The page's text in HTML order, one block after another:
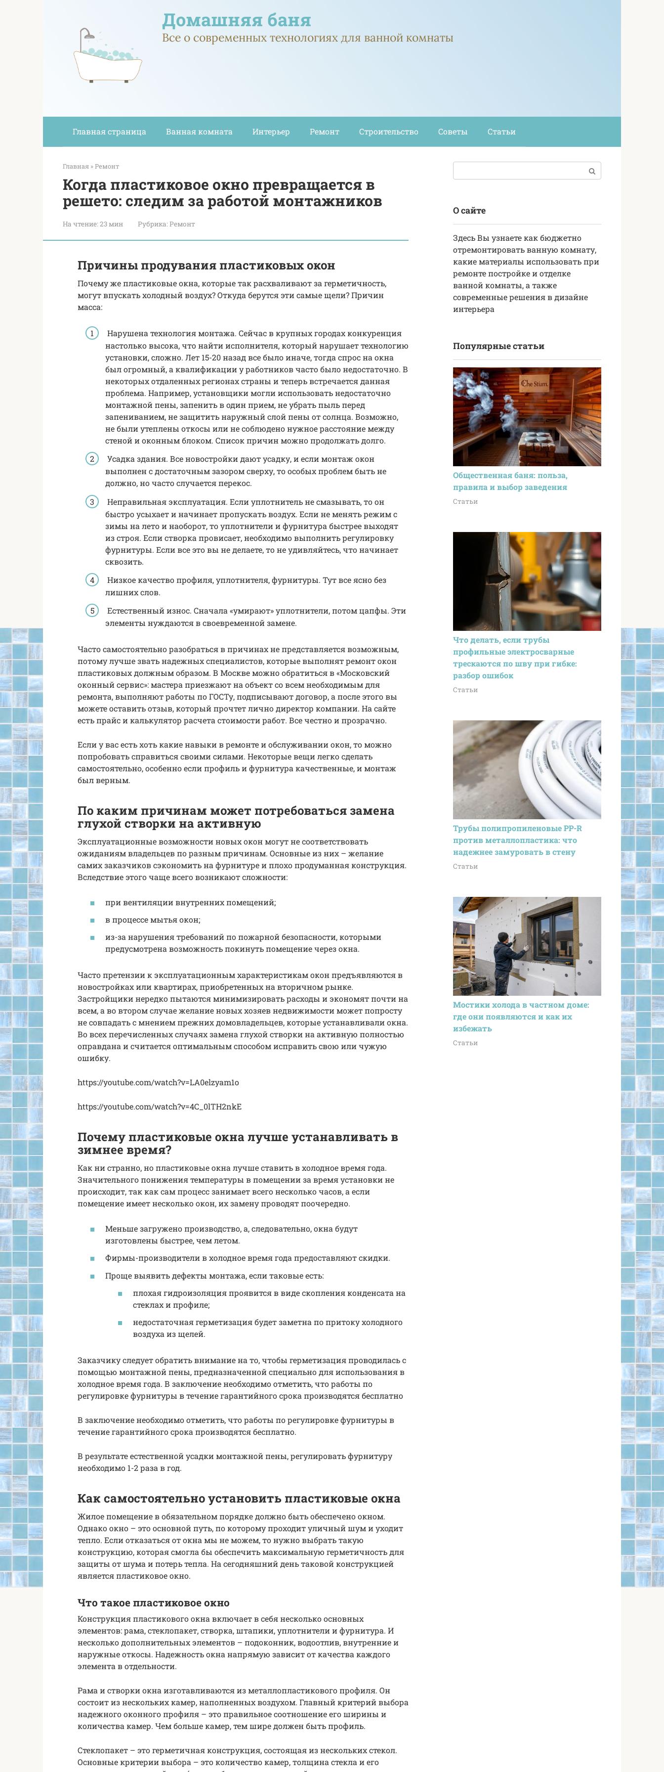
Домашняя баня
Все о современных технологиях для ванной комнаты
Главная страница Ванная комната Интерьер Ремонт Строительство Советы Статьи
Главная »Ремонт
Когда пластиковое окно превращается в
решето: следим за работой монтажников
На чтение:23 мин Рубрика:Ремонт
Причины продувания пластиковых окон
Почему же пластиковые окна, которые так расхваливают за герметичность,
могут впускать холодный воздух? Откуда берутся эти самые щели? Причин
масса:
Нарушена технология монтажа. Сейчас в крупных городах конкуренция
настолько высока, что найти исполнителя, который нарушает технологию
установки, сложно. Лет 15-20 назад все было иначе, тогда спрос на окна
был огромный, а квалификации у работников часто было недостаточно. В
некоторых отдаленных регионах страны и теперь встречается данная
проблема. Например, установщики могли использовать недостаточно
монтажной пены, запенить в один прием, не убрать пыль перед
запениванием, не защитить наружный слой пены от солнца. Возможно,
не были утеплены откосы или не соблюдено нужное расстояние между
стеной и оконным блоком. Список причин можно продолжать долго.
Усадка здания. Все новостройки дают усадку, и если монтаж окон
выполнен с достаточным зазором сверху, то особых проблем быть не
должно, но часто случается перекос.
Неправильная эксплуатация. Если уплотнитель не смазывать, то он
быстро усыхает и начинает пропускать воздух. Если не менять режим с
зимы на лето и наоборот, то уплотнители и фурнитура быстрее выходят
из строя. Если створка провисает, необходимо выполнить регулировку
фурнитуры. Если все это вы не делаете, то не удивляйтесь, что начинает
сквозить.
Низкое качество профиля, уплотнителя, фурнитуры. Тут все ясно без
лишних слов.
Естественный износ. Сначала «умирают» уплотнители, потом цапфы. Эти
элементы нуждаются в своевременной замене.
Часто самостоятельно разобраться в причинах не представляется возможным,
потому лучше звать надежных специалистов, которые выполнят ремонт окон
пластиковых должным образом. В Москве можно обратиться в «Московский
оконный сервис»: мастера приезжают на объект со всем необходимым для
ремонта, выполняют работы по ГОСТу, подписывают договор, а после этого вы
можете оставить отзыв, который прочтет лично директор компании. На сайте
есть прайс и калькулятор расчета стоимости работ. Все честно и прозрачно.
Если у вас есть хоть какие навыки в ремонте и обслуживании окон, то можно
попробовать справиться своими силами. Некоторые вещи легко сделать
самостоятельно, особенно если профиль и фурнитура качественные, и монтаж
был верным.
По каким причинам может потребоваться замена
глухой створки на активную
Эксплуатационные возможности новых окон могут не соответствовать
ожиданиям владельцев по разным причинам. Основные из них – желание
самих заказчиков сэкономить на фурнитуре и плохо продуманная конструкция.
Вследствие этого чаще всего возникают сложности:
при вентиляции внутренних помещений;
в процессе мытья окон;
из-за нарушения требований по пожарной безопасности, которыми
предусмотрена возможность покинуть помещение через окна.
Часто претензии к эксплуатационным характеристикам окон предъявляются в
новостройках или квартирах, приобретенных на вторичном рынке.
Застройщики нередко пытаются минимизировать расходы и экономят почти на
всем, а во втором случае желание новых хозяев недвижимости может попросту
не совпадать с мнением прежних домовладельцев, которые устанавливали окна.
Во всех перечисленных случаях замена глухой створки на активную полностью
оправдана и считается оптимальным способом исправить свою или чужую
ошибку.
https://youtube.com/watch?v=LA0elzyam1o
https://youtube.com/watch?v=4C_0lTH2nkE
Почему пластиковые окна лучше устанавливать в
зимнее время?
Как ни странно, но пластиковые окна лучше ставить в холодное время года.
Значительного понижения температуры в помещении за время установки не
происходит, так как сам процесс занимает всего несколько часов, а если
помещение имеет несколько окон, их замену проводят поочередно.
Меньше загружено производство, а, следовательно, окна будут
изготовлены быстрее, чем летом.
Фирмы-производители в холодное время года предоставляют скидки.
Проще выявить дефекты монтажа, если таковые есть:
плохая гидроизоляция проявится в виде скопления конденсата на
стеклах и профиле;
недостаточная герметизация будет заметна по притоку холодного
воздуха из щелей.
Заказчику следует обратить внимание на то, чтобы герметизация проводилась с
помощью монтажной пены, предназначенной специально для использования в
холодное время года. В заключение необходимо отметить, что работы по
регулировке фурнитуры в течение гарантийного срока производятся бесплатно
В заключение необходимо отметить, что работы по регулировке фурнитуры в
течение гарантийного срока производятся бесплатно.
В результате естественной усадки монтажной пены, регулировать фурнитуру
необходимо 1-2 раза в год.
Как самостоятельно установить пластиковые окна
Жилое помещение в обязательном порядке должно быть обеспечено окном.
Однако окно – это основной путь, по которому проходит уличный шум и уходит
тепло. Если отказаться от окна мы не можем, то нужно выбрать такую
конструкцию, которая смогла бы обеспечить максимальную герметичность для
защиты от шума и потерь тепла. На сегодняшний день таковой конструкцией
является пластиковое окно.
Что такое пластиковое окно
Конструкция пластикового окна включает в себя несколько основных
элементов: рама, стеклопакет, створка, штапики, уплотнители и фурнитура. И
несколько дополнительных элементов – подоконник, водоотлив, внутренние и
наружные откосы. Надежность окна напрямую зависит от качества каждого
элемента в отдельности.
Рама и створки окна изготавливаются из металлопластикового профиля. Он
состоит из нескольких камер, наполненных воздухом. Главный критерий выбора
надежного оконного профиля – это правильное соотношение его ширины и
количества камер. Чем больше камер, тем шире должен быть профиль.
Стеклопакет – это герметичная конструкция, состоящая из нескольких стекол.
Основные критерии выбора – это количество камер, толщина стекла и его
О сайте
Здесь Вы узнаете как бюджетно
отремонтировать ванную комнату,
какие материалы использовать при
ремонте постройке и отделке
ванной комнаты, а также
современные решения в дизайне
интерьера
Популярные статьи
Общественная баня: польза,
правила и выбор заведения
Статьи
Что делать, если трубы
профильные электросварные
трескаются по шву при гибке:
разбор ошибок
Статьи
Трубы полипропиленовые PP-R
против металлопластика: что
надежнее замуровать в стену
Статьи
Мостики холода в частном доме:
где они появляются и как их
избежать
Статьи